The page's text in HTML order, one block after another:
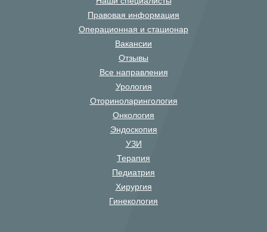
Правовая информация
Операционная и стационар
Вакансии
Отзывы
Все направления
Урология
Оториноларингология
Онкология
Эндоскопия
УЗИ
Терапия
Педиатрия
Хирургия
Гинекология